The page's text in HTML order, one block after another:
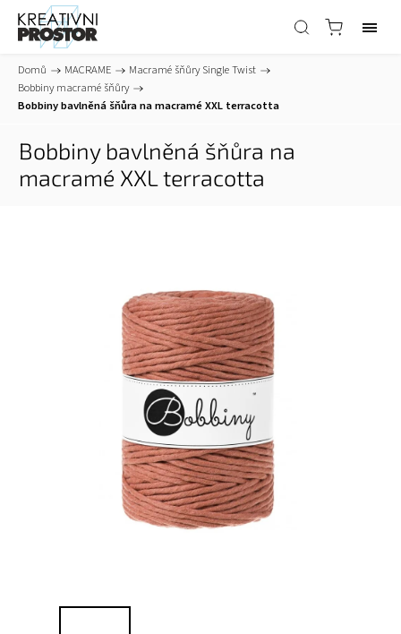
Domů / MACRAME / Macramé šňůry Single Twist /
Bobbiny macramé šňůry /
Bobbiny bavlněná šňůra na macramé XXL terracotta
Bobbiny bavlněná šňůra na
macramé XXL terracotta